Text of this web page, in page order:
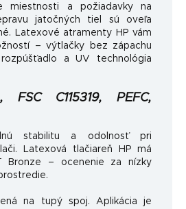
miestnosti a požiadavky na
jatočných tiel sú oveľa
Latexové atramenty HP vám
– výtlačky bez zápachu
a UV technológia
FSC C115319, PEFC,
stabilitu a odolnosť pri
Latexová tlačiareň HP má
Bronze – ocenenie za nízky
na tupý spoj. Aplikácia je